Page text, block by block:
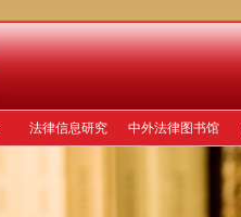
法律信息研究 中外法律图书馆